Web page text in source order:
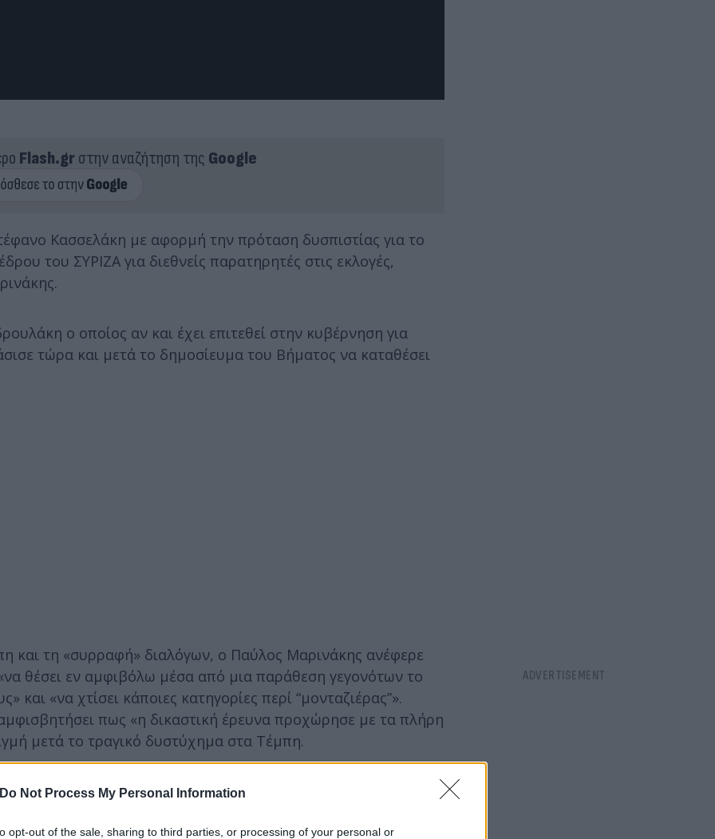
Do Not Process My Personal Information
opt-out of the sale, sharing to third parties, or processing of your personal or
Flash.grστην αναζήτηση της Google
Κασσελάκη με αφορμή την πρόταση δυσπιστίας για το
του ΣΥΡΙΖΑ για διεθνείς παρατηρητές στις εκλογές,
ο οποίος αν και έχει επιτεθεί στην κυβέρνηση για
τώρα και μετά το δημοσίευμα του Βήματος να καταθέσει
και τη «συρραφή» διαλόγων, ο Παύλος Μαρινάκης ανέφερε
θέσει εν αμφιβόλω μέσα από μια παράθεση γεγονότων το
«να χτίσει κάποιες κατηγορίες περί “μονταζιέρας”».
πως «η δικαστική έρευνα προχώρησε με τα πλήρη
μετά το τραγικό δυστύχημα στα Τέμπη.
αλλοιώνει την ουσία της υπόθεσης» από τη στιγμή που «ο
τον τρόπο ότι «το ανθρώπινο λάθος» έχει συνδράμει στην